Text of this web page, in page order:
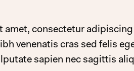
amet, consectetur
venenatis cras sed felis
sapien nec sagittis